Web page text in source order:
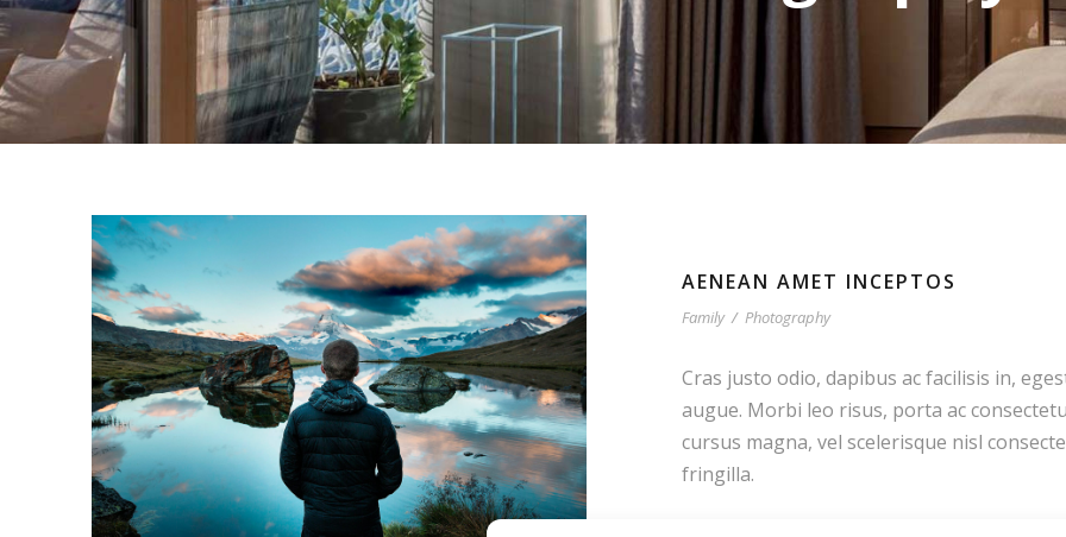
AENEAN AMET INCEPTOS
Family / Photography
Cras justo odio, dapibus ac facilisis in,
augue. Morbi leo risus, porta ac
cursus magna, vel scelerisque nisl
fringilla.